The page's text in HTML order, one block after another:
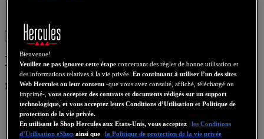
XPS 2.1 35
Numéro de produit 4768160 4769201 4780590 4781004 4782020
Bienvenue!
Veuillez ne pas ignorer cette étape concernant des règles de bonne utilisation et
des informations relatives à la vie privée.En continuant à utiliser l’un des sites
Web Hercules ou leur contenu-que vous avez consulté, affiché, téléchargé ou
imprimé-,vous acceptez des contrats et documents rédigés sur un support
technologique, et vous acceptez leurs Conditions d’Utilisation et Politique de
protection de la vie privée.
En utilisant le Shop Hercules aux Etats-Unis, vous acceptez
les Conditions
d’Utilisation eShop ainsi que
la Politique de protection de la vie privée